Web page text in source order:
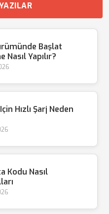
Başlat
Yapılır?
Hızlı Şarj Neden
Kodu Nasıl